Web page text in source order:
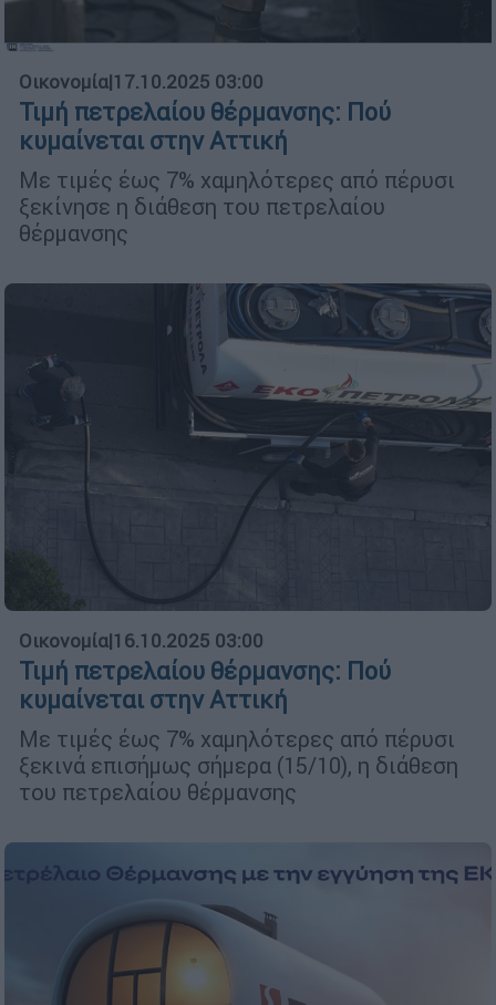
Οικονομία|17.10.2025 03:00
Τιμή πετρελαίου θέρμανσης: Πού
κυμαίνεται στην Αττική
Με τιμές έως 7% χαμηλότερες από πέρυσι
ξεκίνησε η διάθεση του πετρελαίου
θέρμανσης
Οικονομία|16.10.2025 03:00
Τιμή πετρελαίου θέρμανσης: Πού
κυμαίνεται στην Αττική
Με τιμές έως 7% χαμηλότερες από πέρυσι
ξεκινά επισήμως σήμερα (15/10), η διάθεση
του πετρελαίου θέρμανσης